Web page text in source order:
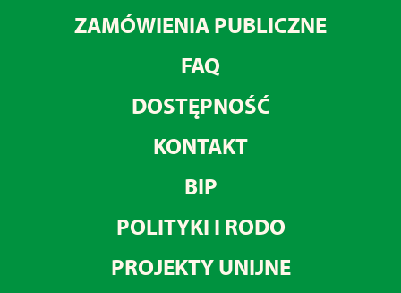
ZAMÓWIENIA PUBLICZNE
FAQ
DOSTĘPNOŚĆ
KONTAKT
BIP
POLITYKI I RODO
PROJEKTY UNIJNE